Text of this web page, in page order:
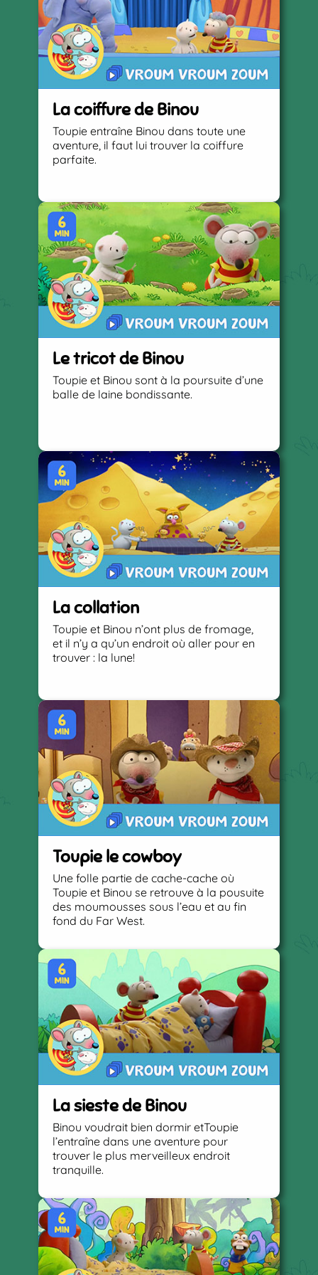
La coiffure de Binou
Toupie entraîne Binou dans toute une
aventure, il faut lui trouver la coiffure
parfaite.
Le tricot de Binou
Toupie et Binou sont à la poursuite d’une
balle de laine bondissante.
La collation
Toupie et Binou n’ont plus de fromage,
et il n’y a qu’un endroit où aller pour en
trouver : la lune!
Toupie le cowboy
Une folle partie de cache-cache où
Toupie et Binou se retrouve à la pousuite
des moumousses sous l’eau et au fin
fond du Far West.
La sieste de Binou
Binou voudrait bien dormir etToupie
l’entraîne dans une aventure pour
trouver le plus merveilleux endroit
tranquille.